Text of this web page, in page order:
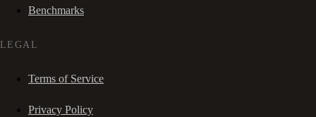
Benchmarks
LEGAL
Terms of Service
Privacy Policy